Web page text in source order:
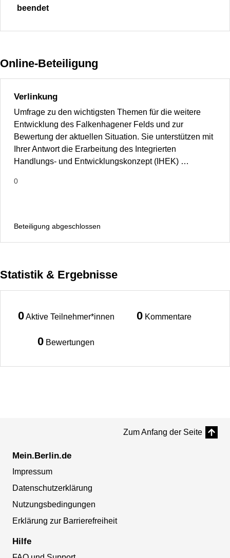
beendet
Online-Beteiligung
Verlinkung
Umfrage zu den wichtigsten Themen für die weitere
Entwicklung des Falkenhagener Felds und zur
Bewertung der aktuellen Situation. Sie unterstützen mit
Ihrer Antwort die Erarbeitung des Integrierten
Handlungs- und Entwicklungskonzept (IHEK) …
0
Beteiligung abgeschlossen
Statistik & Ergebnisse
0 Aktive Teilnehmer*innen 0 Kommentare
0 Bewertungen
Zum Anfang der Seite
Mein.Berlin.de
Impressum
Datenschutzerklärung
Nutzungsbedingungen
Erklärung zur Barrierefreiheit
Hilfe